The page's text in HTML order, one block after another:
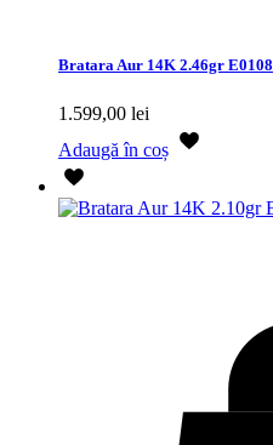
Bratara Aur 14K 2.46gr E0108
1.599,00 lei
Adaugă în coș